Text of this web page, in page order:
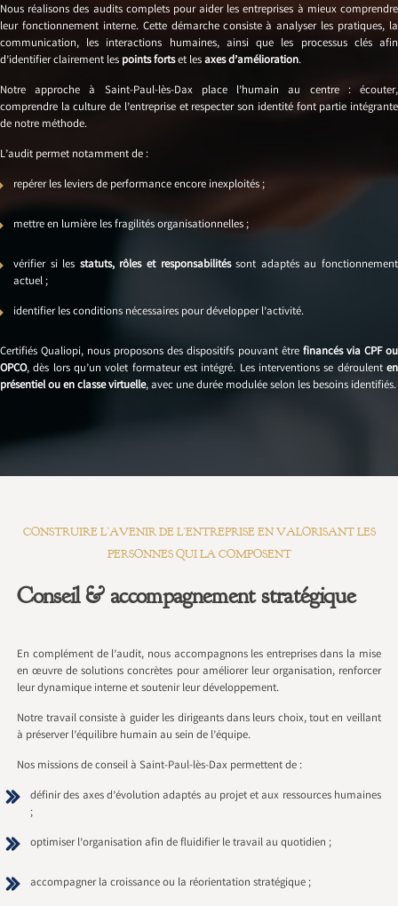
Nous réalisons des audits complets pour aider les entreprises à mieux comprendre
leur fonctionnement interne. Cette démarche consiste à analyser les pratiques, la
communication, les interactions humaines, ainsi que les processus clés afin
d’identifier clairement les points fortset lesaxes d’amélioration.
Notre approche à Saint-Paul-lès-Dax place l’humain au centre : écouter,
comprendre la culture de l’entreprise et respecter son identité font partie intégrante
de notre méthode.
L’audit permet notamment de :
repérer les leviers de performance encore inexploités ;
mettre en lumière les fragilités organisationnelles ;
vérifier si les statuts, rôles et responsabilitéssont adaptés au fonctionnement
actuel ;
identifier les conditions nécessaires pour développer l’activité.
Certifiés Qualiopi, nous proposons des dispositifs pouvant être financés via CPF ou
OPCO, dès lors qu’un volet formateur est intégré. Les interventions se déroulent en
présentiel ou en classe virtuelle, avec une durée modulée selon les besoins identifiés.
CONSTRUIRE L’AVENIR DE L’ENTREPRISE EN VALORISANT LES
PERSONNES QUI LA COMPOSENT
Conseil & accompagnement stratégique
En complément de l’audit, nous accompagnons les entreprises dans la mise
en œuvre de solutions concrètes pour améliorer leur organisation, renforcer
leur dynamique interne et soutenir leur développement.
Notre travail consiste à guider les dirigeants dans leurs choix, tout en veillant
à préserver l’équilibre humain au sein de l’équipe.
Nos missions de conseil à Saint-Paul-lès-Dax permettent de :
définir des axes d’évolution adaptés au projet et aux ressources humaines
;
optimiser l’organisation afin de fluidifier le travail au quotidien ;
accompagner la croissance ou la réorientation stratégique ;